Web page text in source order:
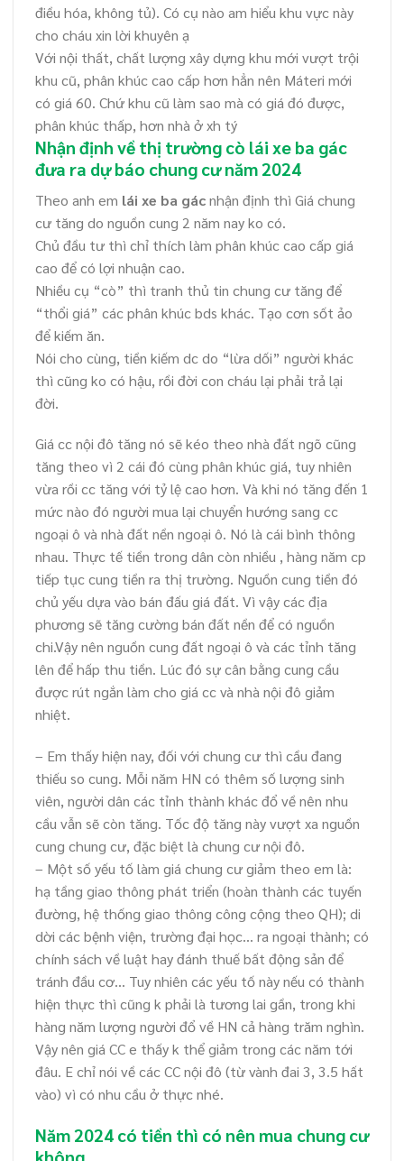
điều hóa, không tủ). Có cụ nào am hiểu khu vực này
cho cháu xin lời khuyên ạ
Với nội thất, chất lượng xây dựng khu mới vượt trội
khu cũ, phân khúc cao cấp hơn hẳn nên Máteri mới
có giá 60. Chứ khu cũ làm sao mà có giá đó được,
phân khúc thấp, hơn nhà ở xh tý
Nhận định về thị trường cò lái xe ba gác
đưa ra dự báo chung cư năm 2024
Theo anh em lái xe ba gácnhận định thì Giá chung
cư tăng do nguồn cung 2 năm nay ko có.
Chủ đầu tư thì chỉ thích làm phân khúc cao cấp giá
cao để có lợi nhuận cao.
Nhiều cụ “cò” thì tranh thủ tin chung cư tăng để
“thổi giá” các phân khúc bds khác. Tạo cơn sốt ảo
để kiếm ăn.
Nói cho cùng, tiền kiếm dc do “lừa dối” người khác
thì cũng ko có hậu, rồi đời con cháu lại phải trả lại
đời.
Giá cc nội đô tăng nó sẽ kéo theo nhà đất ngõ cũng
tăng theo vì 2 cái đó cùng phân khúc giá, tuy nhiên
vừa rồi cc tăng với tỷ lệ cao hơn. Và khi nó tăng đến 1
mức nào đó người mua lại chuyển hướng sang cc
ngoại ô và nhà đất nền ngoại ô. Nó là cái bình thông
nhau. Thực tế tiền trong dân còn nhiều , hàng năm cp
tiếp tục cung tiền ra thị trường. Nguồn cung tiền đó
chủ yếu dựa vào bán đấu giá đất. Vì vậy các địa
phương sẽ tăng cường bán đất nền để có nguồn
chi.Vậy nên nguồn cung đất ngoại ô và các tỉnh tăng
lên để hấp thu tiền. Lúc đó sự cân bằng cung cầu
được rút ngắn làm cho giá cc và nhà nội đô giảm
nhiệt.
– Em thấy hiện nay, đối với chung cư thì cầu đang
thiếu so cung. Mỗi năm HN có thêm số lượng sinh
viên, người dân các tỉnh thành khác đổ về nên nhu
cầu vẫn sẽ còn tăng. Tốc độ tăng này vượt xa nguồn
cung chung cư, đặc biệt là chung cư nội đô.
– Một số yếu tố làm giá chung cư giảm theo em là:
hạ tầng giao thông phát triển (hoàn thành các tuyến
đường, hệ thống giao thông công cộng theo QH); di
dời các bệnh viện, trường đại học… ra ngoại thành; có
chính sách về luật hay đánh thuế bất động sản để
tránh đầu cơ… Tuy nhiên các yếu tố này nếu có thành
hiện thực thì cũng k phải là tương lai gần, trong khi
hàng năm lượng người đổ về HN cả hàng trăm nghìn.
Vậy nên giá CC e thấy k thể giảm trong các năm tới
đâu. E chỉ nói về các CC nội đô (từ vành đai 3, 3.5 hất
vào) vì có nhu cầu ở thực nhé.
Năm 2024 có tiền thì có nên mua chung cư
không